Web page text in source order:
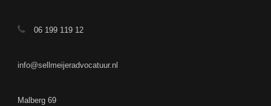
06 199 119 12
info@sellmeijeradvocatuur.nl
Malberg 69